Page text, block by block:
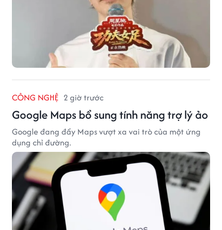
CÔNG NGHỆ 2 giờ trước
Google Maps bổ sung tính năng trợ lý ảo
Google đang đẩy Maps vượt xa vai trò của một ứng
dụng chỉ đường.